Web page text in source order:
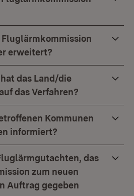
erweitert?
das Land/die
das Verfahren?
Kommunen
informiert?
das
zum neuen
Auftrag gegeben